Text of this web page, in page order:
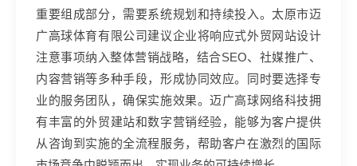
重要组成部分，需要系统规划和持续投入。太原市迈
广高球体育有限公司建议企业将响应式外贸网站设计
注意事项纳入整体营销战略，结合SEO、社媒推广、
内容营销等多种手段，形成协同效应。同时要选择专
业的服务团队，确保实施效果。迈广高球网络科技拥
有丰富的外贸建站和数字营销经验，能够为客户提供
从咨询到实施的全流程服务，帮助客户在激烈的国际